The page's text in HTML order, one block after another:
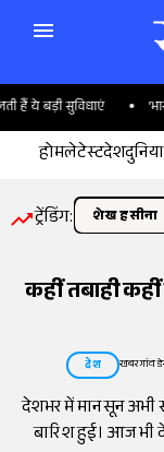
बड़ी सुविधाएं 'भारत-
होमलेटेस्टदेशदुनिया
ट्रेंडिंग: शेख हसीना
कहीं तबाही
देश खबरगांव
देशभर में मानसून
बारिश हुई। आज भी